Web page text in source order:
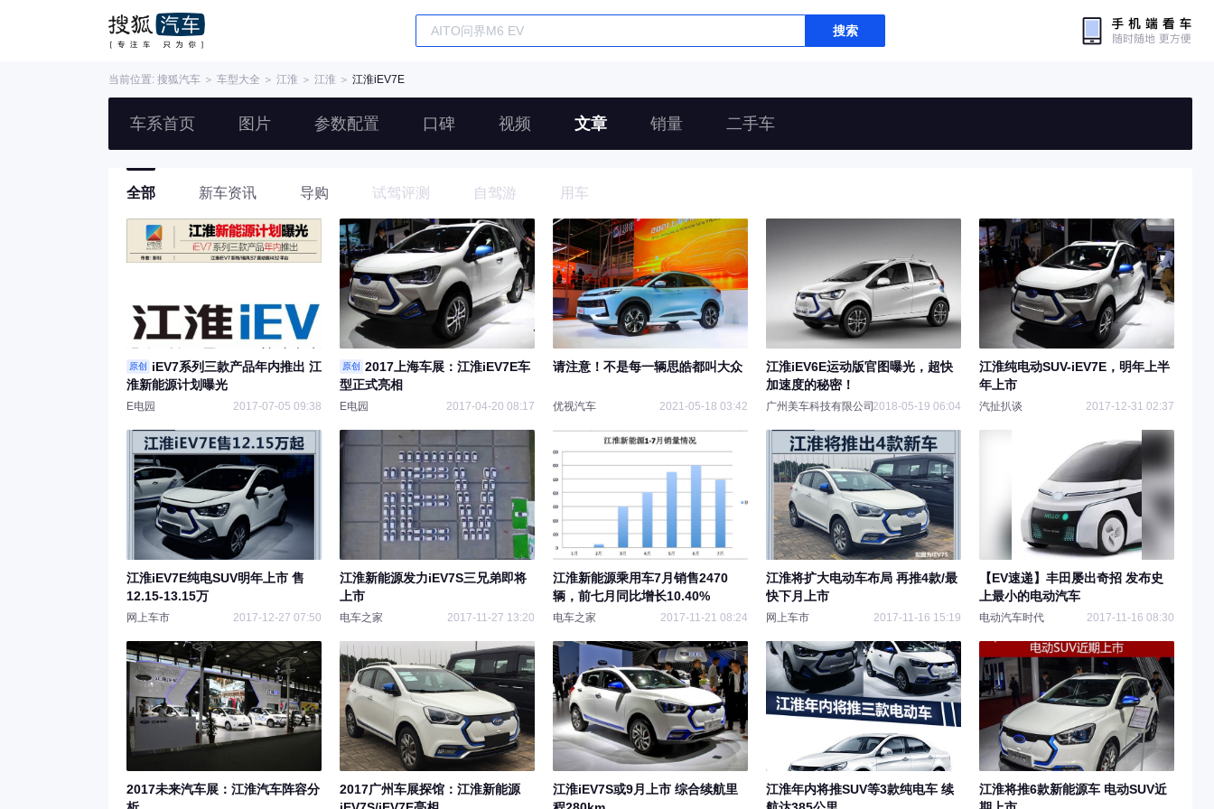
搜索
当前位置: 搜狐汽车 ＞ 车型大全 ＞ 江淮 ＞ 江淮 ＞ 江淮iEV7E
车系首页 图片 参数配置 口碑 视频 文章 销量 二手车
全部 新车资讯 导购 试驾评测 自驾游 用车
原创
iEV7系列三款产品年内推出 江
淮新能源计划曝光
E电园 2017-07-05 09:38
原创
2017上海车展：江淮iEV7E车
型正式亮相
E电园 2017-04-20 08:17
请注意！不是每一辆思皓都叫大众
优视汽车 2021-05-18 03:42
江淮iEV6E运动版官图曝光，超快
加速度的秘密！
广州美车科技有限公司2018-05-19 06:04
江淮纯电动SUV-iEV7E，明年上半
年上市
汽扯扒谈 2017-12-31 02:37
江淮iEV7E纯电SUV明年上市 售
12.15-13.15万
网上车市 2017-12-27 07:50
江淮新能源发力iEV7S三兄弟即将
上市
电车之家 2017-11-27 13:20
​江淮新能源乘用车7月销售2470
辆，前七月同比增长10.40%
电车之家 2017-11-21 08:24
江淮将扩大电动车布局 再推4款/最
快下月上市
网上车市 2017-11-16 15:19
【EV速递】丰田屡出奇招 发布史
上最小的电动汽车
电动汽车时代 2017-11-16 08:30
2017未来汽车展：江淮汽车阵容分
2017广州车展探馆：江淮新能源
江淮iEV7S或9月上市 综合续航里
江淮年内将推SUV等3款纯电车 续
江淮将推6款新能源车 电动SUV近